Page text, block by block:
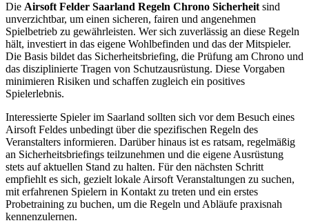
Die Airsoft Felder Saarland Regeln Chrono Sicherheit sind
unverzichtbar, um einen sicheren, fairen und angenehmen
Spielbetrieb zu gewährleisten. Wer sich zuverlässig an diese Regeln
hält, investiert in das eigene Wohlbefinden und das der Mitspieler.
Die Basis bildet das Sicherheitsbriefing, die Prüfung am Chrono und
das disziplinierte Tragen von Schutzausrüstung. Diese Vorgaben
minimieren Risiken und schaffen zugleich ein positives
Spielerlebnis.
Interessierte Spieler im Saarland sollten sich vor dem Besuch eines
Airsoft Feldes unbedingt über die spezifischen Regeln des
Veranstalters informieren. Darüber hinaus ist es ratsam, regelmäßig
an Sicherheitsbriefings teilzunehmen und die eigene Ausrüstung
stets auf aktuellen Stand zu halten. Für den nächsten Schritt
empfiehlt es sich, gezielt lokale Airsoft Veranstaltungen zu suchen,
mit erfahrenen Spielern in Kontakt zu treten und ein erstes
Probetraining zu buchen, um die Regeln und Abläufe praxisnah
kennenzulernen.